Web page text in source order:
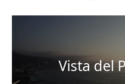
Vista del